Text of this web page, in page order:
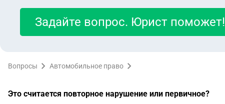
Задайте вопрос. Юрист поможет!
Вопросы Автомобильное право
Это считается повторное нарушение или первичное?